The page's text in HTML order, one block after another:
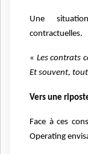
Une
contractuelles.
« Les contrats
Et souvent,
Vers une
Face à ces
Operating